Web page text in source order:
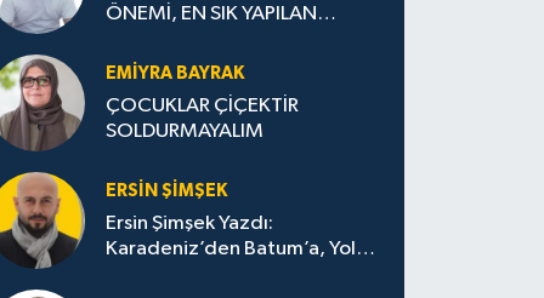
ÖNEMİ, EN SIK YAPILAN
STRATEJİLERİ
EMIYRA BAYRAK
ÇOCUKLAR ÇİÇEKTİR
SOLDURMAYALIM
ERSIN ŞIMŞEK
Ersin Şimşek Yazdı:
Karadeniz’den Batum’a, Yolun